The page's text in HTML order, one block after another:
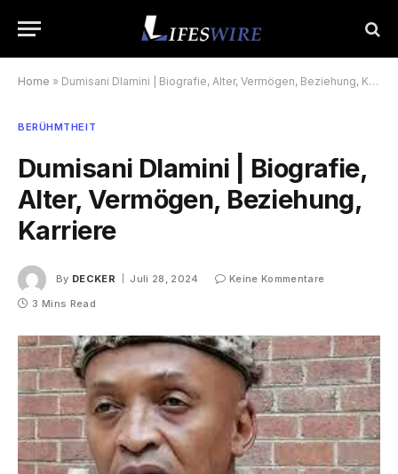
Home » Dumisani Dlamini | Biografie, Alter, Vermögen, Beziehung, Karriere
BERÜHMTHEIT
Dumisani Dlamini | Biografie,
Alter, Vermögen, Beziehung,
Karriere
By DECKER Juli 28, 2024
Keine Kommentare
3 Mins Read